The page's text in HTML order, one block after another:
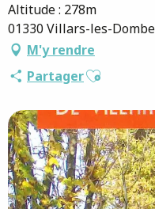
Altitude : 278m
01330 Villars-les-
M'y rendre
PartagerAjouter aux